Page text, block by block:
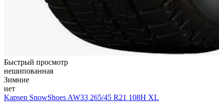
Быстрый просмотр
нешипованная
Зимние
нет
Kapsen SnowShoes AW33 265/45 R21 108H XL